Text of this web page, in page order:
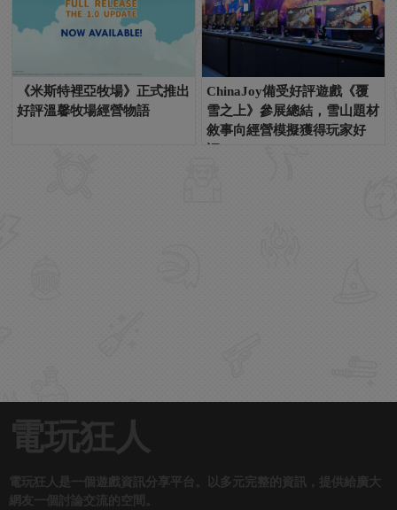
《米斯特裡亞牧場》正式推出
好評溫馨牧場經營物語
ChinaJoy備受好評遊戲《覆
雪之上》參展總結，雪山題材
敘事向經營模擬獲得玩家好
電玩狂人
電玩狂人是一個遊戲資訊分享平台。以多元完整的資訊，提供給廣大
網友一個討論交流的空間。